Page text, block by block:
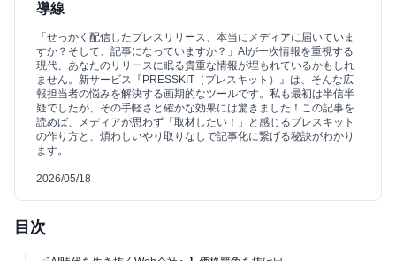
導線
「せっかく配信したプレスリリース、本当にメディアに届いていま
すか？そして、記事になっていますか？」AIが一次情報を重視する
現代、あなたのリリースに眠る貴重な情報が埋もれているかもしれ
ません。新サービス『PRESSKIT（プレスキット）』は、そんな広
報担当者の悩みを解決する画期的なツールです。私も最初は半信半
疑でしたが、その手軽さと確かな効果には驚きました！この記事を
読めば、メディアが思わず「取材したい！」と感じるプレスキット
の作り方と、煩わしいやり取りなしで記事化に繋げる秘訣がわかり
ます。
2026/05/18
目次